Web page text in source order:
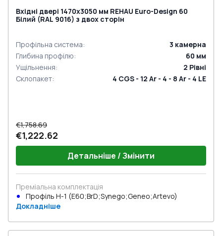
Вхідні двері 1470x3050 мм REHAU Euro-Design 60
Білий (RAL 9016) з двох сторін
Профільна система: 3 камерна
Глибина профілю: 60 мм
Ущільнення: 2 Рівні
Склопакет: 4 CGS - 12 Ar - 4 - 8 Ar - 4 LE
€1,758.69
€1,222.62
Детальніше / Змінити
Преміальна комплектація
Профіль Н-1 (E60;BrD;Synego;Geneo;Artevo)
Докладніше